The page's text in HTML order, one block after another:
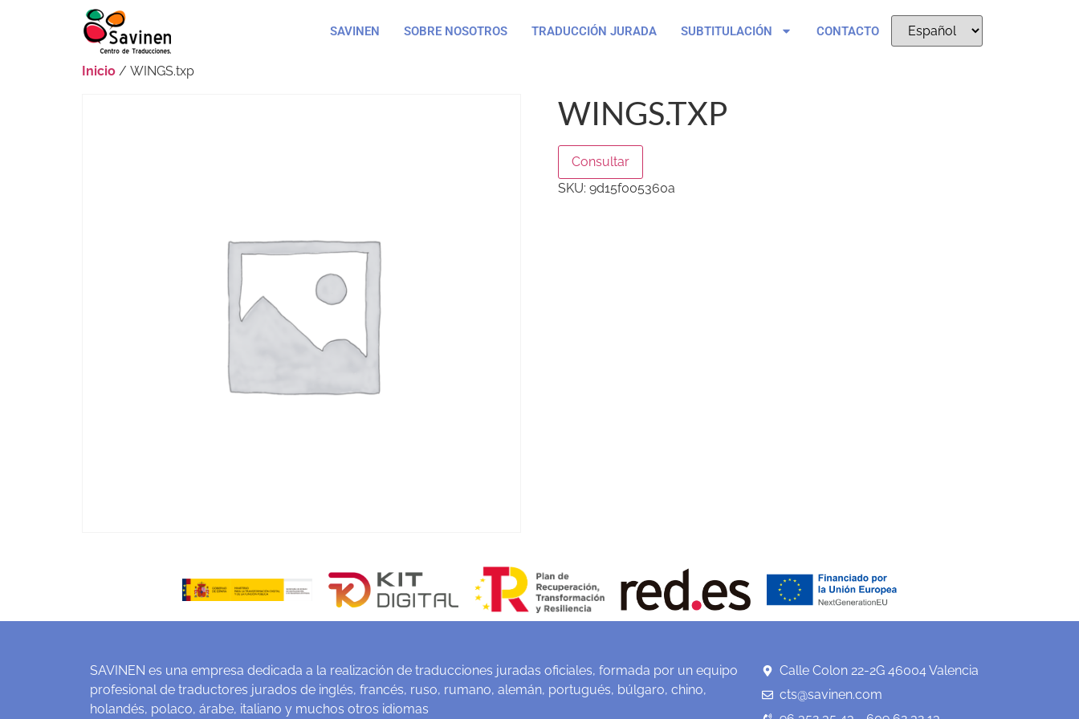
SAVINEN SOBRE NOSOTROS TRADUCCIÓN JURADA SUBTITULACIÓN CONTACTO
Inicio / WINGS.txp
WINGS.TXP
Consultar
SKU: 9d15f005360a
SAVINEN es una empresa dedicada a la realización de traducciones juradas oficiales, formada por un equipo
profesional de traductores jurados de inglés, francés, ruso, rumano, alemán, portugués, búlgaro, chino,
holandés, polaco, árabe, italiano y muchos otros idiomas
Calle Colon 22-2G 46004 Valencia
cts@savinen.com